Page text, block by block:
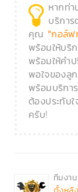
หากท่
บริกา
คุณ "กอล์ฟ
พร้อมให้บ
พร้อมให้คำ
พอใจของลู
พร้อมบริกา
ต้องประทับ
ครับ!
ทีมงาน